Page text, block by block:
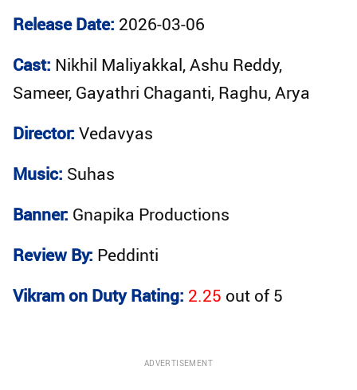
Release Date: 2026-03-06
Cast: Nikhil Maliyakkal, Ashu Reddy,
Sameer, Gayathri Chaganti, Raghu, Arya
Director: Vedavyas
Music: Suhas
Banner: Gnapika Productions
Review By: Peddinti
Vikram on Duty Rating: 2.25 out of5
ADVERTISEMENT